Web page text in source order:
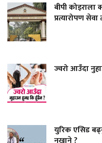
बीपी कोइराला
प्रत्यारोपण
ज्वरो आउँदा
युरिक एसिड